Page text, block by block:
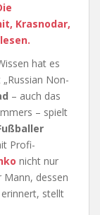
Krasnodar,
hat es
Non-
– auch das
– spielt
Profi-
nicht nur
Mann, dessen
stellt